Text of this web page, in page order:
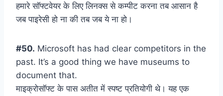
हमारे सॉफ्टवेयर के लिए लिनक्स से कम्पीट करना तब आसान है
जब पाइरेसी हो ना की तब जब ये ना हो।
#50. Microsoft has had clear competitors in the
past. It’s a good thing we have museums to
document that.
माइक्रोसॉफ्ट के पास अतीत में स्पष्ट प्रतियोगी थे। यह एक